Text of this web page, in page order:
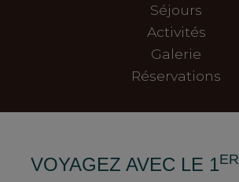
Séjours
Activités
Galerie
Réservations
VOYAGEZ AVEC LE 1ER